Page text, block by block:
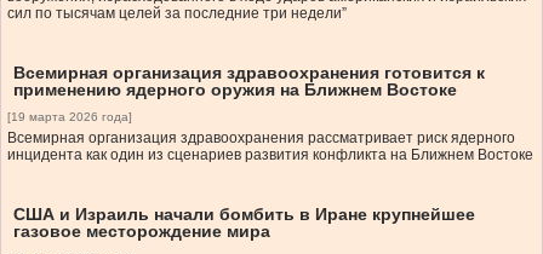
сил по тысячам целей за последние три недели”
Всемирная организация здравоохранения готовится к
применению ядерного оружия на Ближнем Востоке
[19 марта 2026 года]
Всемирная организация здравоохранения рассматривает риск ядерного
инцидента как один из сценариев развития конфликта на Ближнем Востоке
США и Израиль начали бомбить в Иране крупнейшее
газовое месторождение мира